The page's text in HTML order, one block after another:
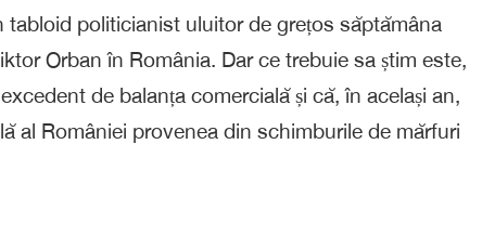
politicianist uluitor de grețos săptămâna
Orban în România. Dar ce trebuie sa știm este,
de balanța comercială și că, în același an,
al României provenea din schimburile de mărfuri